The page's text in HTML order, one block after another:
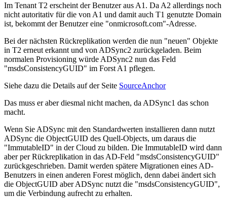
Im Tenant T2 erscheint der Benutzer aus A1. Da A2 allerdings noch
nicht autoritativ für die von A1 und damit auch T1 genutzte Domain
ist, bekommt der Benutzer eine "onmicrosoft.com"-Adresse.
Bei der nächsten Rückreplikation werden die nun "neuen" Objekte
in T2 erneut erkannt und von ADSync2 zurückgeladen. Beim
normalen Provisioning würde ADSync2 nun das Feld
"msdsConsistencyGUID" im Forst A1 pflegen.
Siehe dazu die Details auf der Seite SourceAnchor
Das muss er aber diesmal nicht machen, da ADSync1 das schon
macht.
Wenn Sie ADSync mit den Standardwerten installieren dann nutzt
ADSync die ObjectGUID des Quell-Objects, um daraus die
"ImmutableID" in der Cloud zu bilden. Die ImmutableID wird dann
aber per Rückreplikation in das AD-Feld "msdsConsistencyGUID"
zurückgeschrieben. Damit werden spätere Migrationen eines AD-
Benutzers in einen anderen Forest möglich, denn dabei ändert sich
die ObjectGUID aber ADSync nutzt die "msdsConsistencyGUID",
um die Verbindung aufrecht zu erhalten.